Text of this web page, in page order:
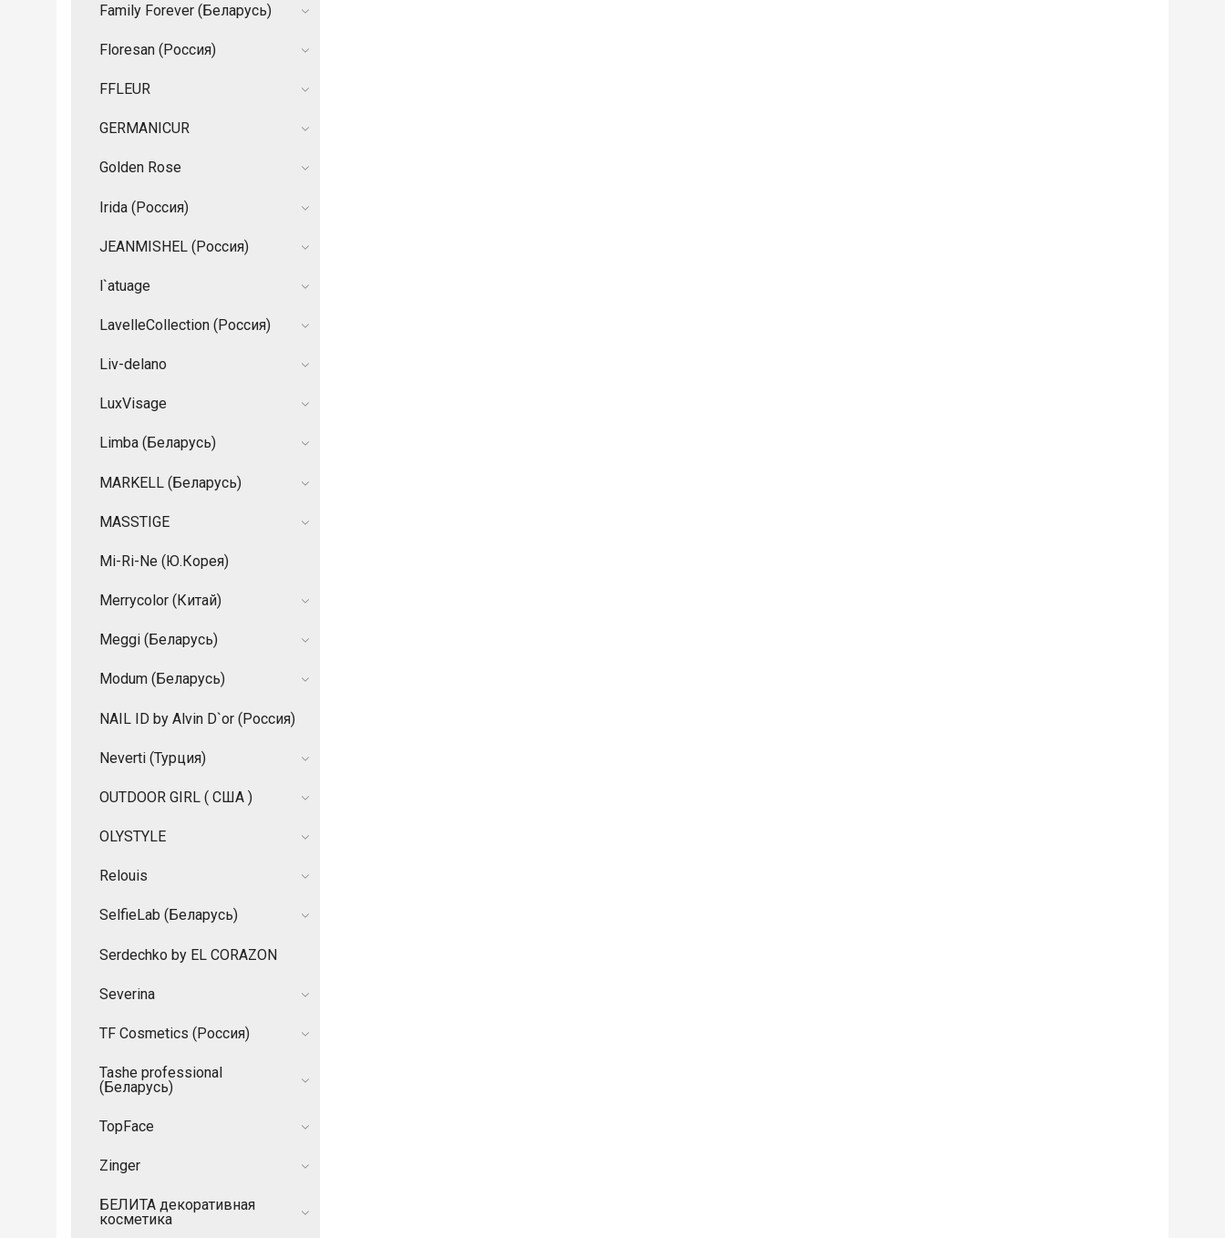
Family Forever (Беларусь)
Floresan (Россия)
FFLEUR
GERMANIСUR
Golden Rose
Irida (Россия)
JEANMISHEL (Россия)
l`atuage
LavelleCollection (Россия)
Liv-delano
LuxVisage
Limba (Беларусь)
MARKELL (Беларусь)
MASSTIGE
Mi-Ri-Ne (Ю.Корея)
Merrycolor (Китай)
Meggi (Беларусь)
Modum (Беларусь)
NAIL ID by Alvin D`or (Россия)
Neverti (Турция)
OUTDOOR GIRL ( США )
OLYSTYLE
Relouis
SelfieLab (Беларусь)
Serdechko by EL CORAZON
Severina
TF Cosmetics (Россия)
Tashe professional
(Беларусь)
TopFace
Zinger
БЕЛИТА декоративная
косметика